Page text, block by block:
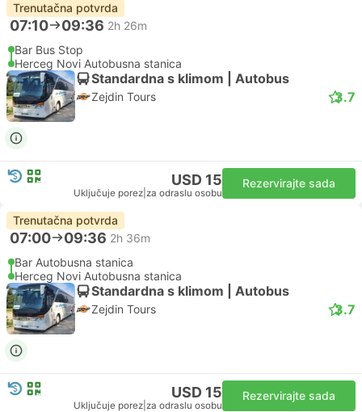
Trenutačna potvrda
07:10 09:36 2h 26m
Bar Bus Stop
Herceg Novi Autobusna stanica
Standardna s klimom | Autobus
Zejdin Tours 3.7
USD 15
Uključuje porez za odraslu osobu
Rezervirajte sada
Trenutačna potvrda
07:00 09:36 2h 36m
Bar Autobusna stanica
Herceg Novi Autobusna stanica
Standardna s klimom | Autobus
Zejdin Tours 3.7
USD 15
Uključuje porez za odraslu osobu
Rezervirajte sada